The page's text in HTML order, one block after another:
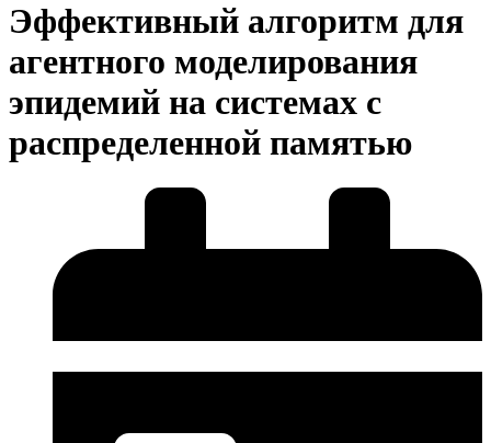
Эффективный алгоритм для
агентного моделирования
эпидемий на системах с
распределенной памятью